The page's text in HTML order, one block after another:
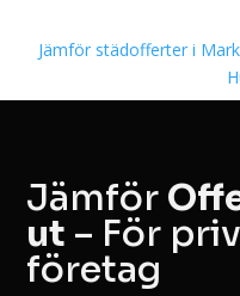
Jämför städofferter i Mark
Jämför
ut – För
företag